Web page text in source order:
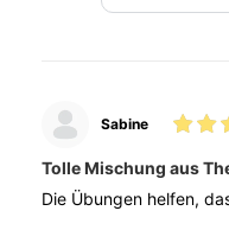
Sabine
Tolle Mischung aus
Die Übungen helfen,